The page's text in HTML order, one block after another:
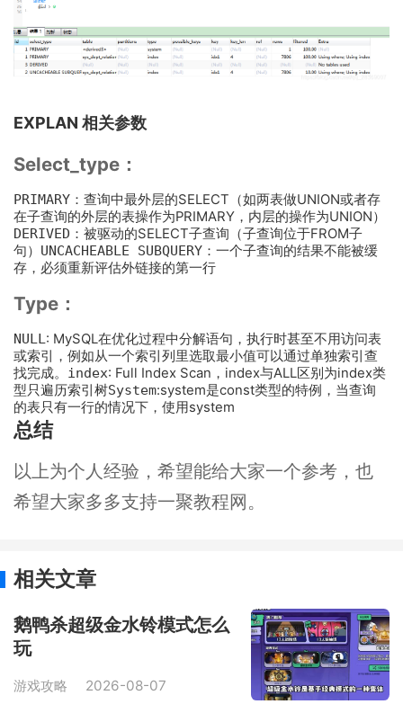
EXPLAN 相关参数
Select_type：
PRIMARY ：查询中最外层的SELECT（如两表做UNION或者存
在子查询的外层的表操作为PRIMARY，内层的操作为UNION）
DERIVED ：被驱动的SELECT子查询（子查询位于FROM子
句） UNCACHEABLE SUBQUERY ：一个子查询的结果不能被缓
存，必须重新评估外链接的第一行
Type：
NULL: MySQL在优化过程中分解语句，执行时甚至不用访问表
或索引，例如从一个索引列里选取最小值可以通过单独索引查
找完成。 index: Full Index Scan，index与ALL区别为index类
型只遍历索引树System:system是const类型的特例，当查询
的表只有一行的情况下，使用system
总结
以上为个人经验，希望能给大家一个参考，也
希望大家多多支持一聚教程网。
相关文章
鹅鸭杀超级金水铃模式怎么
玩
游戏攻略 2026-08-07